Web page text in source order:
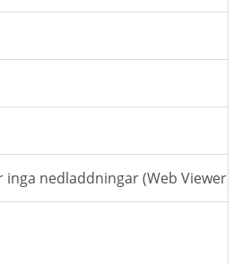
nedladdningar (Web Viewer)